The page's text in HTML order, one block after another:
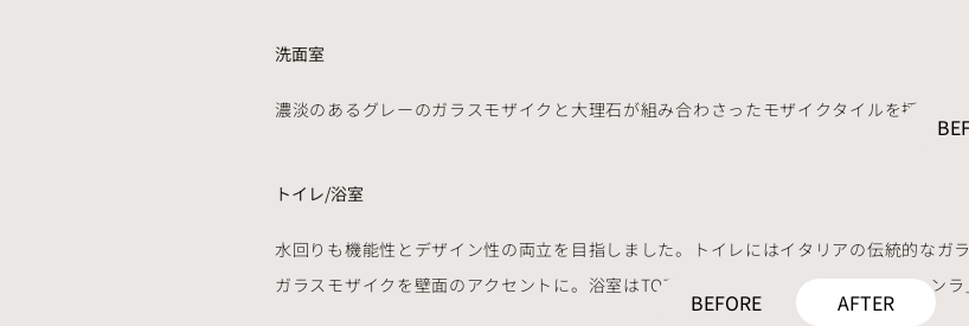
洗面室
濃淡のあるグレーのガラスモザイクと大理石が組み合わさったモザイクタイルを採用し
トイレ/浴室
水回りも機能性とデザイン性の両立を目指しました。トイレにはイタリアの伝統的なガ
ガラスモザイクを壁面のアクセントに。浴室はTOTO製のプレミアムバスルーム「シンラ
BEFORE AFTER